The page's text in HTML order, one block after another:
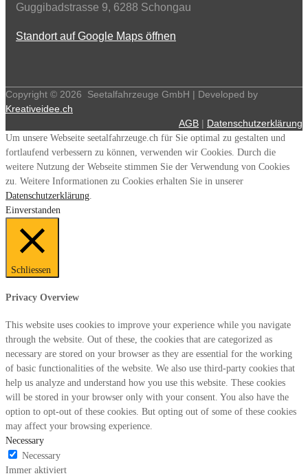
Guggibadstrasse 9, 6288 Schongau
Standort auf Google Maps öffnen
Copyright © 2026
Seetalfahrzeuge GmbH | Developed by
Kreativeidee.ch
AGB | Datenschutzerklärung
Um unsere Webseite seetalfahrzeuge.ch für Sie optimal zu gestalten und
fortlaufend verbessern zu können, verwenden wir Cookies. Durch die
weitere Nutzung der Webseite stimmen Sie der Verwendung von Cookies
zu. Weitere Informationen zu Cookies erhalten Sie in unserer
Datenschutzerklärung
Einverstanden
Schliessen
Privacy Overview
This website uses cookies to improve your experience while you navigate
through the website. Out of these, the cookies that are categorized as
necessary are stored on your browser as they are essential for the working
of basic functionalities of the website. We also use third-party cookies that
help us analyze and understand how you use this website. These cookies
will be stored in your browser only with your consent. You also have the
option to opt-out of these cookies. But opting out of some of these cookies
may affect your browsing experience.
Necessary
Necessary
Immer aktiviert